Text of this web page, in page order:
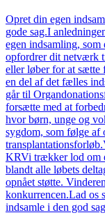
Opret din egen
gode sag.I
egen indsamling, som
opfordrer dit netværk
eller løber for at sætte
en del af det fælles
går til
forsætte med at
hvor børn, unge og
sygdom, som følge af
KRVi trækker lod om
blandt alle løbets
opnået støtte.
konkurrencen.Lad os
indsamle i den god